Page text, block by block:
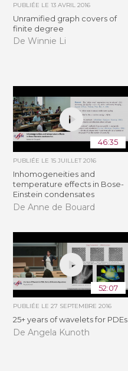
PUBLIÉE LE13 AVRIL 2016
Unramified graph covers of
finite degree
De Winnie Li
46:35
PUBLIÉE LE15 JUILLET 2016
Inhomogeneities and
temperature effects in Bose-
Einstein condensates
De Anne de Bouard
52:07
PUBLIÉE LE27 SEPTEMBRE 2016
25+ years of wavelets for PDEs
De Angela Kunoth